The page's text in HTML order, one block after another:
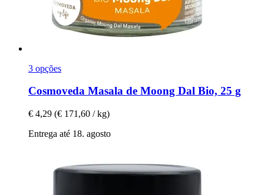
3 opções
Cosmoveda Masala de Moong Dal Bio, 25 g
€ 4,29 (€ 171,60 / kg)
Entrega até 18. agosto